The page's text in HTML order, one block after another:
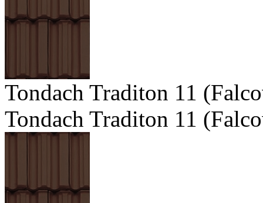
Tondach Traditon 11
Tondach Traditon 11